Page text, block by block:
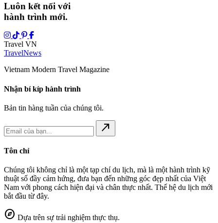
Luôn kết nối với
hành trình mới.
Travel VN
TravelNews
Vietnam Modern Travel Magazine
Nhận bí kíp hành trình
Bản tin hàng tuần của chúng tôi.
north_east
Tôn chỉ
Chúng tôi không chỉ là một tạp chí du lịch, mà là một hành trình kỹ
thuật số đầy cảm hứng, đưa bạn đến những góc đẹp nhất của Việt
Nam với phong cách hiện đại và chân thực nhất. Thế hệ du lịch mới
bắt đầu từ đây.
explore Dựa trên sự trải nghiệm thực thụ.